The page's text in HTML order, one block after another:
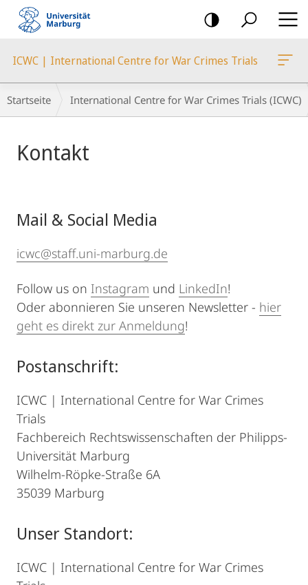
Mobile-
Navigation
ICWC | International Centre for War Crimes Trials
Breadcrumb-
Navigation
Startseite International Centre for War Crimes Trials (ICWC)
Kontakt
Mail & Social Media
icwc@staff.uni-marburg.de
Follow us on Instagram und LinkedIn!
Oder abonnieren Sie unseren Newsletter - hier
geht es direkt zur Anmeldung!
Postanschrift:
ICWC | International Centre for War Crimes
Trials
Fachbereich Rechtswissenschaften der Philipps-
Universität Marburg
Wilhelm-Röpke-Straße 6A
35039 Marburg
Unser Standort:
ICWC | International Centre for War Crimes